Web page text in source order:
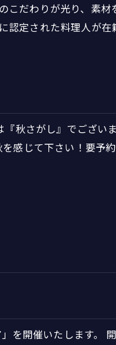
こだわりが光り、素材
認定された料理人が在
秋さがし』でござい
感じて下さい！要予
を開催いたします。